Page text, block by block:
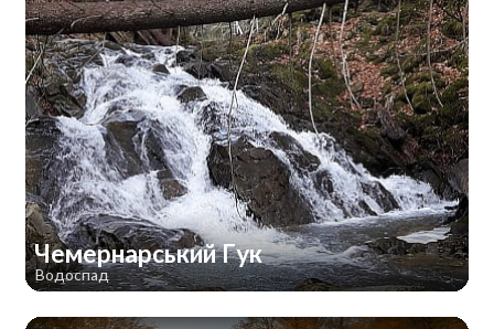
Чемернарський Гук
Водоспад